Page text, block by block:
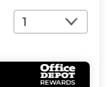
Cantidad